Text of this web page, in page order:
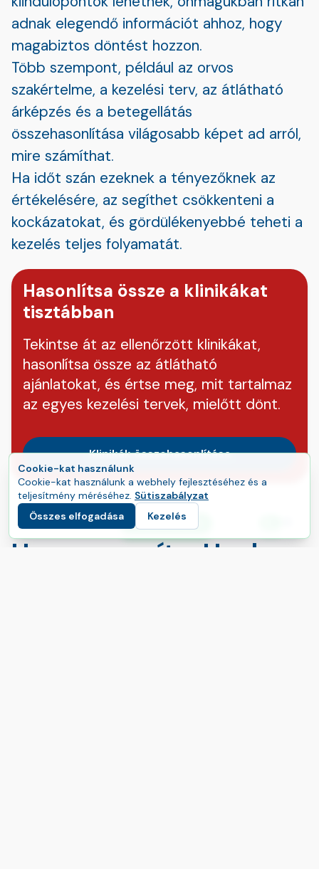
adnak elegendő információt ahhoz, hogy
magabiztos döntést hozzon.
Több szempont, például az orvos
szakértelme, a kezelési terv, az átlátható
árképzés és a betegellátás
összehasonlítása világosabb képet ad arról,
mire számíthat.
Ha időt szán ezeknek a tényezőknek az
értékelésére, az segíthet csökkenteni a
kockázatokat, és gördülékenyebbé teheti a
kezelés teljes folyamatát.
Hasonlítsa össze a klinikákat
tisztábban
Tekintse át az ellenőrzött klinikákat,
hasonlítsa össze az átlátható
ajánlatokat, és értse meg, mit tartalmaz
az egyes kezelési tervek, mielőtt dönt.
Klinikák összehasonlítása
Hogyan segít a Heal
Cookie-kat használunk
Cookie-kat használunk a webhely fejlesztéséhez és a
teljesítmény méréséhez. Sütiszabályzat
Összes elfogadása
Kezelés
Induljon el az útján